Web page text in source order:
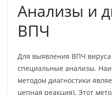
Анализы и
ВПЧ
Для выявления ВПЧ
специальные анализы.
методом диагностики
цепная реакция). Этот